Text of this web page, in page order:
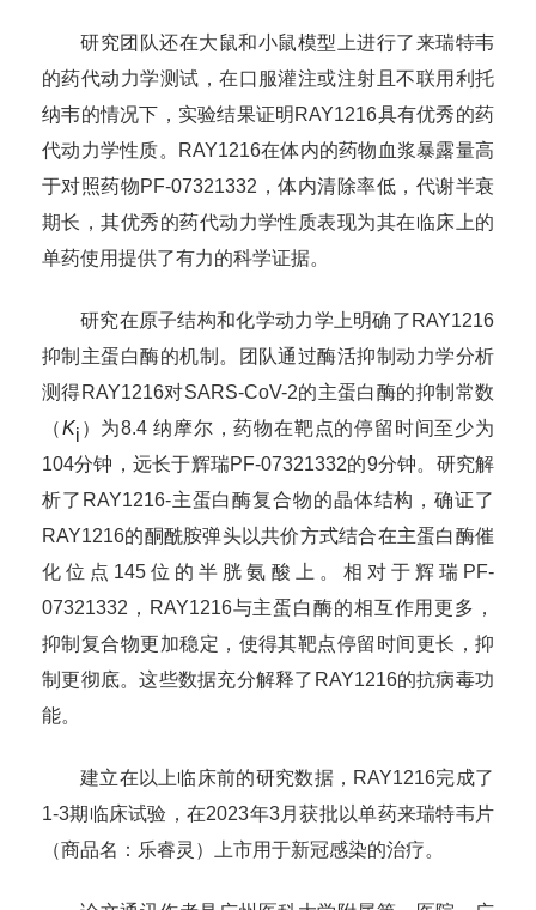
研究团队还在大鼠和小鼠模型上进行了来瑞特韦
的药代动力学测试，在口服灌注或注射且不联用利托
纳韦的情况下，实验结果证明RAY1216具有优秀的药
代动力学性质。RAY1216在体内的药物血浆暴露量高
于对照药物PF-07321332，体内清除率低，代谢半衰
期长，其优秀的药代动力学性质表现为其在临床上的
单药使用提供了有力的科学证据。
研究在原子结构和化学动力学上明确了RAY1216
抑制主蛋白酶的机制。团队通过酶活抑制动力学分析
测得RAY1216对SARS-CoV-2的主蛋白酶的抑制常数
（Ki ） 为8.4纳摩尔 ，药物在靶点的停留时间至少为
104分钟，远长于辉瑞PF-07321332的9分钟。 研究解
析了 RAY1216-主蛋白酶复合物的晶体结构，确证了
RAY1216的酮酰胺弹头以共价方式结合在主蛋白酶催
化位点145位 的半 胱氨酸 上。相对于辉瑞 PF-
07321332 ， RAY1216与主蛋白酶的相互作用更多，
抑制复合物更加稳定，使得其靶点停留时间更长，抑
制更彻底。这些数据充分解释了RAY1216的抗病毒功
能。
建立在以上临床前的研究数据，RAY1216完成了
1-3期临床试验，在2023年3月获批以单药来瑞特韦片
（商品名：乐睿灵）上市用于新冠感染的治疗。